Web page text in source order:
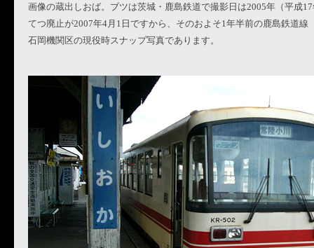
画像の蔵出しおば。ブツは茨城・鹿島鉄道で撮影日は2005年（平成
てつ廃止が2007年4月1日ですから、そのおよそ1年半前の鹿島鉄道線
石岡機関区の現役時スナップ写真であります。